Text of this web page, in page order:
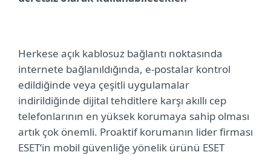
Herkese açık kablosuz bağlantı noktasında
internete bağlanıldığında, e-postalar kontrol
edildiğinde veya çeşitli uygulamalar
indirildiğinde dijital tehditlere karşı akıllı cep
telefonlarının en yüksek korumaya sahip olması
artık çok önemli. Proaktif korumanın lider firması
ESET‘in mobil güvenliğe yönelik ürünü ESET